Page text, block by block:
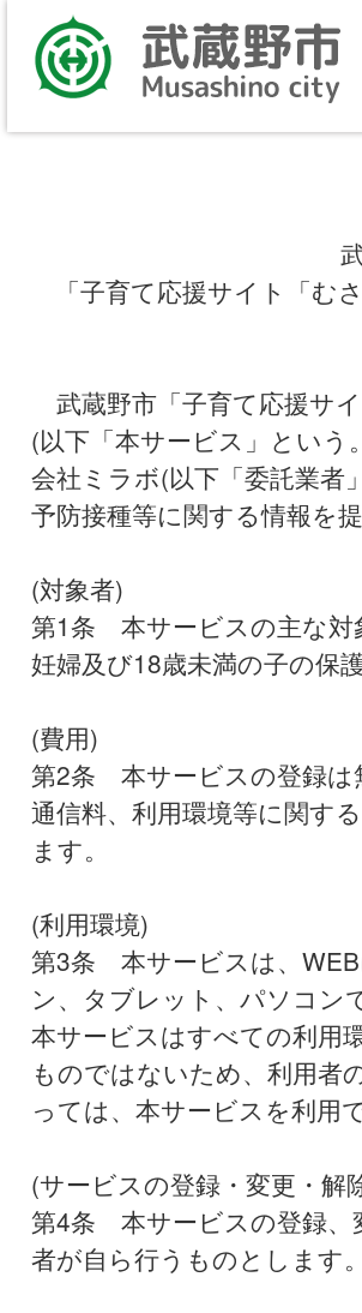
「子育て応援サイト「む
武蔵野市「子育て応援サ
(以下「本サービス」とい
会社ミラボ(以下「委託業者
予防接種等に関する情報を
(対象者)
第1条 本サービスの主な対
妊婦及び18歳未満の子の保
(費用)
第2条 本サービスの登録は
通信料、利用環境等に関す
ます。
(利用環境)
第3条 本サービスは、
ン、タブレット、パソコン
本サービスはすべての利用
ものではないため、利用者
っては、本サービスを利用
(サービスの登録・変更・解
第4条 本サービスの登録、
者が自ら行うものとします。